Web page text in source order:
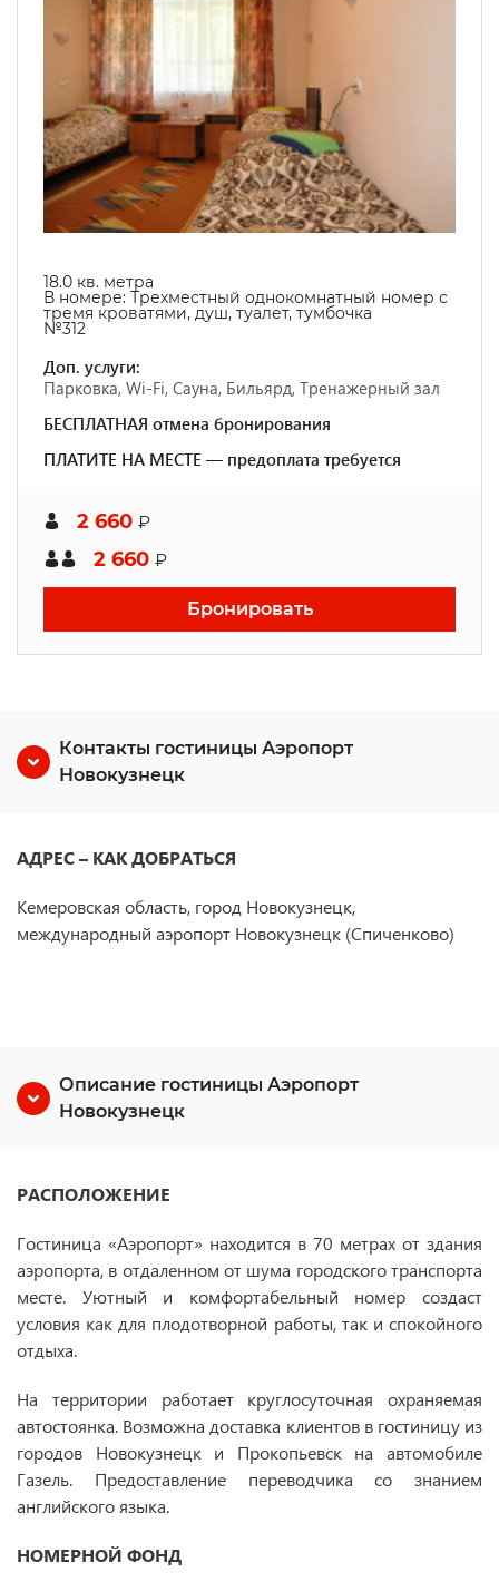
18.0 кв. метра
В номере: Трехместный однокомнатный номер с
тремя кроватями, душ, туалет, тумбочка
№312
Доп. услуги:
Парковка, Wi-Fi, Сауна, Бильярд, Тренажерный зал
БЕСПЛАТНАЯ отмена бронирования
ПЛАТИТЕ НА МЕСТЕ — предоплата требуется
2 660 ₽
2 660 ₽
Бронировать
Контакты гостиницы Аэропорт
Новокузнецк
АДРЕС – КАК ДОБРАТЬСЯ
Кемеровская область, город Новокузнецк,
международный аэропорт Новокузнецк (Спиченково)
Описание гостиницы Аэропорт
Новокузнецк
РАСПОЛОЖЕНИЕ
Гостиница «Аэропорт» находится в 70 метрах от здания
аэропорта, в отдаленном от шума городского транспорта
месте. Уютный и комфортабельный номер создаст
условия как для плодотворной работы, так и спокойного
отдыха.
На территории работает круглосуточная охраняемая
автостоянка. Возможна доставка клиентов в гостиницу из
городов Новокузнецк и Прокопьевск на автомобиле
Газель. Предоставление переводчика со знанием
английского языка.
НОМЕРНОЙ ФОНД